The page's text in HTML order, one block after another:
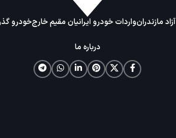
مازندرانواردات خودرو ایرانیان مقیم خارجخودرو
درباره ما